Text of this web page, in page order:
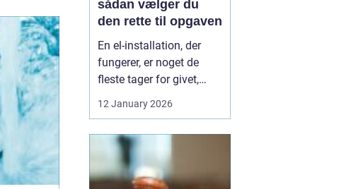
sådan vælger du
den rette til opgaven
En el-installation, der
fungerer, er noget de
fleste tager for givet,
eller en stikkontakt bliver
problemer, kan det
hurtigt blive både utrygt
og dyrt, hvis der ikke
12 January 2026